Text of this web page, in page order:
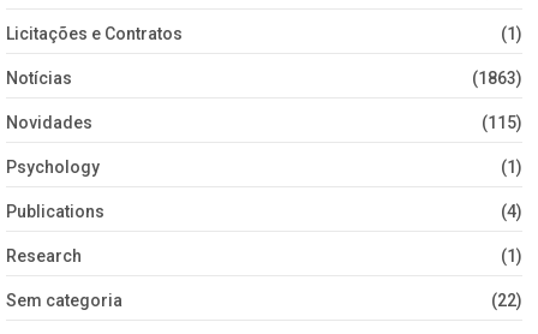
Licitações e Contratos (1)
Notícias (1863)
Novidades (115)
Psychology (1)
Publications (4)
Research (1)
Sem categoria (22)